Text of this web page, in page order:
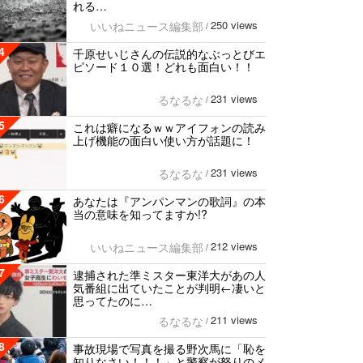
れる…
いいねニュース編集部 / 250 views
千原せいじさんの伝説的なぶっとびエ
ピソード１０選！どれも面白い！！
るなるな / 231 views
これは癖になるｗｗアイフォンの読み
上げ機能の面白い使い方が話題に！
るなるな / 231 views
あなたは『アンパンマンの歌詞』の本
当の意味を知ってますか!?
いいねニュース編集部 / 212 views
逮捕された準ミスター東洋大があの人
気番組に出ていたことが判明←凄いと
思ってたのに…
るなるな / 211 views
事故現場で写真を撮る野次馬に「恥を